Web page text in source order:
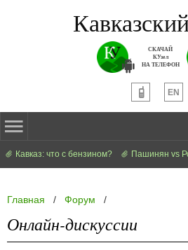
СКАЧАЙ
КУзел
НА ТЕЛЕФОН
EN
Кавказ: что с бензином? Пашинян vs
Главная / Форум /
Онлайн-дискуссии